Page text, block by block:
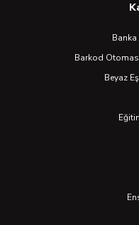
Barkod
Beyaz